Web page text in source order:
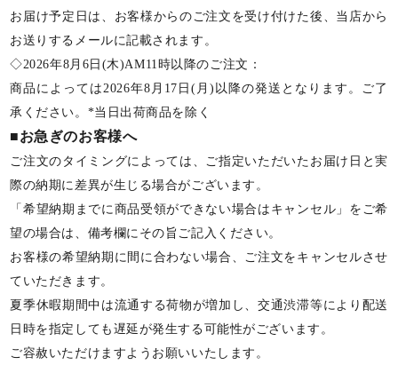
お届け予定日は、お客様からのご注文を受け付けた後、当店から
お送りするメールに記載されます。
◇2026年8月6日(木)AM11時以降のご注文：
商品によっては2026年8月17日(月)以降の発送となります。ご了
承ください。*当日出荷商品を除く
■お急ぎのお客様へ
ご注文のタイミングによっては、ご指定いただいたお届け日と実
際の納期に差異が生じる場合がございます。
「希望納期までに商品受領ができない場合はキャンセル」をご希
望の場合は、備考欄にその旨ご記入ください。
お客様の希望納期に間に合わない場合、ご注文をキャンセルさせ
ていただきます。
夏季休暇期間中は流通する荷物が増加し、交通渋滞等により配送
日時を指定しても遅延が発生する可能性がございます。
ご容赦いただけますようお願いいたします。